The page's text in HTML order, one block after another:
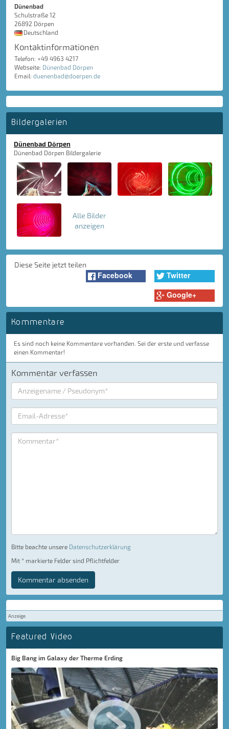
Dünenbad
Schulstraße 12
26892 Dörpen
Deutschland
Kontaktinformationen
Telefon: +49 4963 4217
Webseite: Dünenbad Dörpen
Email: duenenbad@doerpen.de
Bildergalerien
Dünenbad Dörpen
Dünenbad Dörpen Bildergalerie
Alle Bilder
anzeigen
Diese Seite jetzt teilen
Facebook
Twitter
Google+
Kommentare
Es sind noch keine Kommentare vorhanden. Sei der erste und verfasse
einen Kommentar!
Kommentar verfassen
Bitte beachte unsere Datenschutzerklärung
Mit * markierte Felder sind Pflichtfelder
Kommentar absenden
Anzeige
Featured Video
Big Bang im Galaxy der Therme Erding